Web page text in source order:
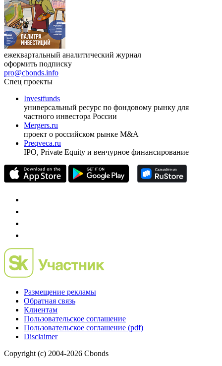
ежеквартальный аналитический журнал
оформить подписку
pro@cbonds.info
Спец проекты
Investfunds
универсальный ресурс по фондовому рынку для
частного инвестора России
Mergers.ru
проект о российском рынке M&A
Preqveca.ru
IPO, Private Equity и венчурное финансирование
Размещение рекламы
Обратная связь
Клиентам
Пользовательское соглашение
Пользовательское соглашение (pdf)
Disclaimer
Copyright (c) 2004-2026 Cbonds